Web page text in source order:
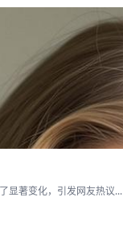
显著变化，引发网友热议...